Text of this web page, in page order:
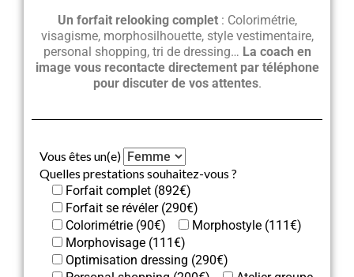
Un forfait relooking complet: Colorimétrie,
visagisme, morphosilhouette, style vestimentaire,
personal shopping, tri de dressing… La coach en
image vous recontacte directement par téléphone
pour discuter de vos attentes.
Vous êtes un(e)
Quelles prestations souhaitez-vous ?
Forfait complet (892€)
Forfait se révéler (290€)
Colorimétrie (90€)
Morphostyle (111€)
Morphovisage (111€)
Optimisation dressing (290€)